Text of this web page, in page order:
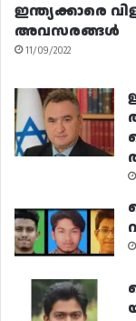
ഇന്ത്യക്കാരെ
അവസരങ്ങൾ
11/09/2022